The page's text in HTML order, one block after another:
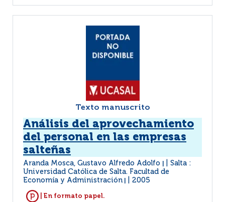
Texto manuscrito
Análisis del aprovechamiento
del personal en las empresas
salteñas
Aranda Mosca, Gustavo Alfredo Adolfo
Salta :
Universidad Católica de Salta. Facultad de
Economía y Administración
2005
| En formato papel.